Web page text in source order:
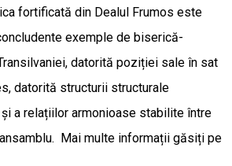
fortificată din Dealul Frumos este
exemple de biserică-
datorită poziției sale în sat
datorită structurii structurale
a relațiilor armonioase stabilite între
Mai multe informații găsiți pe